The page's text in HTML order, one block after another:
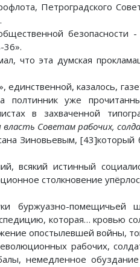
Петроградского
что эта думская
единственной, казалось,
полтинник уже
в захваченной
власть Советам рабочих,
Зиновьевым,
всякий истинный
столкновение
буржуазно-помещичьей
которая… кровью
опостылевшей войны,
рабочих,
немедленное